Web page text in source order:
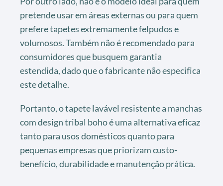
pretende usar em áreas externas ou para quem
prefere tapetes extremamente felpudos e
volumosos. Também não é recomendado para
consumidores que busquem garantia
estendida, dado que o fabricante não especifica
este detalhe.
Portanto, o tapete lavável resistente a manchas
com design tribal boho é uma alternativa eficaz
tanto para usos domésticos quanto para
pequenas empresas que priorizam custo-
benefício, durabilidade e manutenção prática.